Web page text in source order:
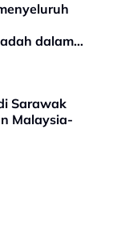
dalam
- Lee Lam
Sarawak
Malaysia-